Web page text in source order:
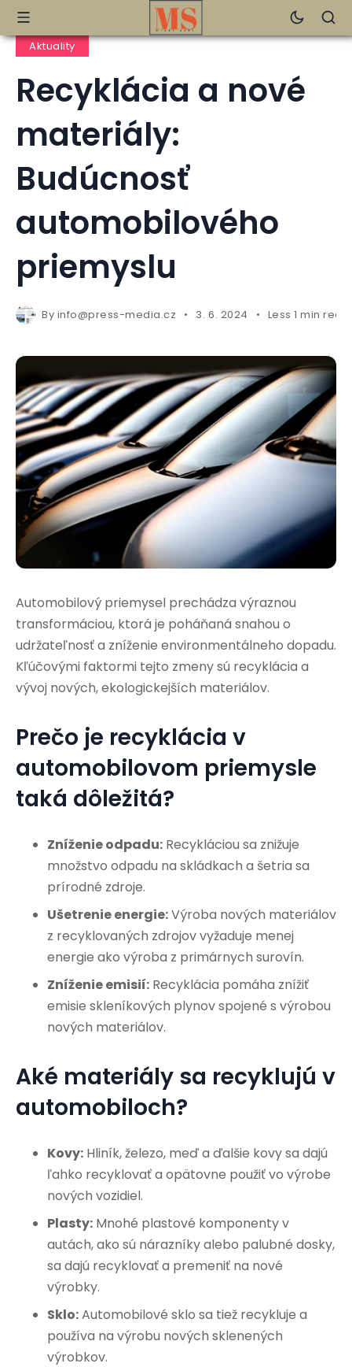
Aktuality
Recyklácia a nové
materiály:
Budúcnosť
automobilového
priemyslu
By info@press-media.cz 3. 6. 2024 Less 1 min read
Automobilový priemysel prechádza výraznou
transformáciou, ktorá je poháňaná snahou o
udržateľnosť a zníženie environmentálneho dopadu.
Kľúčovými faktormi tejto zmeny sú recyklácia a
vývoj nových, ekologickejších materiálov.
Prečo je recyklácia v
automobilovom priemysle
taká dôležitá?
Zníženie odpadu: Recykláciou sa znižuje
množstvo odpadu na skládkach a šetria sa
prírodné zdroje.
Ušetrenie energie:Výroba nových materiálov
z recyklovaných zdrojov vyžaduje menej
energie ako výroba z primárnych surovín.
Zníženie emisií: Recyklácia pomáha znížiť
emisie skleníkových plynov spojené s výrobou
nových materiálov.
Aké materiály sa recyklujú v
automobiloch?
Kovy: Hliník, železo, meď a ďalšie kovy sa dajú
ľahko recyklovať a opätovne použiť vo výrobe
nových vozidiel.
Plasty: Mnohé plastové komponenty v
autách, ako sú nárazníky alebo palubné dosky,
sa dajú recyklovať a premeniť na nové
výrobky.
Sklo:Automobilové sklo sa tiež recykluje a
používa na výrobu nových sklenených
výrobkov.